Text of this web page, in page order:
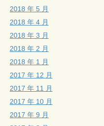
2018 年 5 月
2018 年 4 月
2018 年 3 月
2018 年 2 月
2018 年 1 月
2017 年 12 月
2017 年 11 月
2017 年 10 月
2017 年 9 月